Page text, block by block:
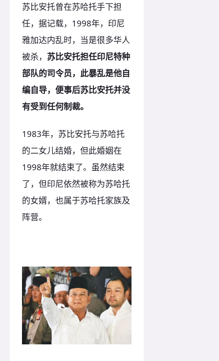
苏比安托曾在苏哈托手下担
任，据记载，1998年，印尼
雅加达内乱时，当是很多华人
被杀， 苏比安托担任印尼特种
部队的司令员，此暴乱是他自
编自导，便事后苏比安托并没
有受到任何制裁。
1983年，苏比安托与苏哈托
的二女儿结婚，但此婚姻在
1998年就结束了。虽然结束
了，但印尼依然被称为苏哈托
的女婿，也属于苏哈托家族及
阵营。